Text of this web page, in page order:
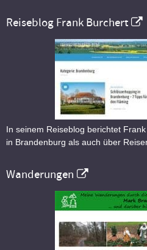
Reiseblog Frank Burchert
In seinem Reiseblog berichtet
in Brandenburg als auch über
Wanderungen